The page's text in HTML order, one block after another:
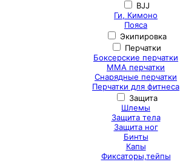
BJJ
Ги, Кимоно
Пояса
Экипировка
Перчатки
Боксерские перчатки
ММА перчатки
Снарядные перчатки
Перчатки для фитнеса
Защита
Шлемы
Защита тела
Защита ног
Бинты
Капы
Фиксаторы,тейпы